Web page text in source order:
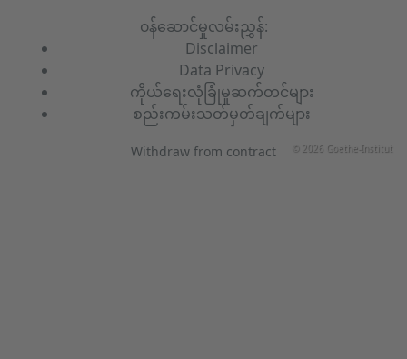
၀န်ဆောင်မှုလမ်းညွှန်:
© 2026 Goethe-Institut
Disclaimer
Data Privacy
ကိုယ်ရေးလုံခြုံမှုဆက်တင်များ
စည်းကမ်းသတ်မှတ်ချက်များ
Withdraw from contract